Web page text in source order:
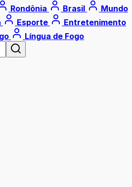
Rondônia Brasil
Mundo
Esporte
Entretenimento
Língua de Fogo